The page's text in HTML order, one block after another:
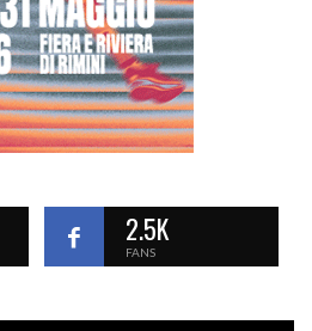
2.5K
FANS